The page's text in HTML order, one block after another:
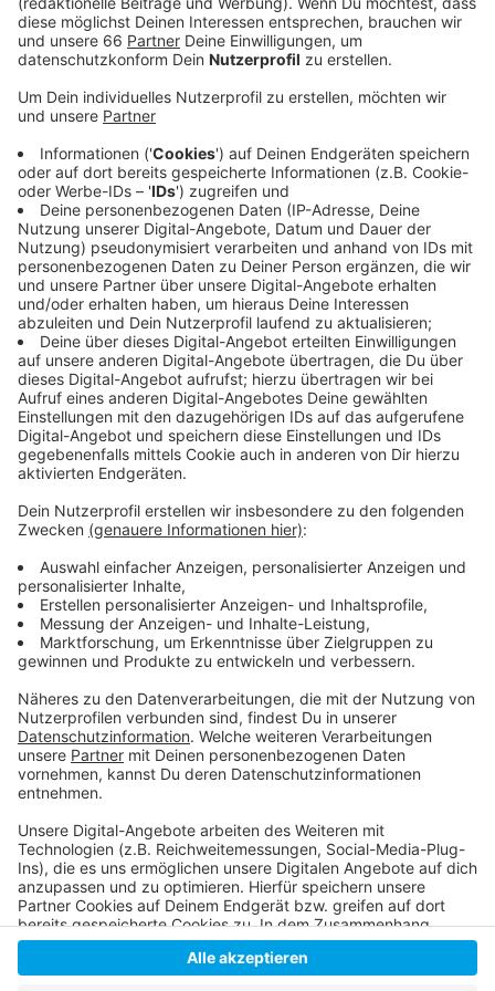
Future. Los geht es um 19 Uhr, die Tickets für das
Schauspielhaus können auf der Website des
D’haus gebucht werden.
Veröffentlicht:Freitag, 17.09.2021 12:53
Anzeige
Über einen Livechat soll es außerdem auch
Fragemöglichkeiten für das Online-Publikum geben.
Für Fridays for Future steht fest: Am 26. September
ist Klimawahl. Deshalb soll dieser Abend heute ganz
konkret dem Klimaschutz gewidmet werden.
Anzeige
Weitere Infos und Links zum Thema
Anzeige
Der Livestream zur Podiumsdiskussion
Alle Infos zur Bundestagswahl in Düsseldorf
Fridays for Future
Anzeige
Anzeige